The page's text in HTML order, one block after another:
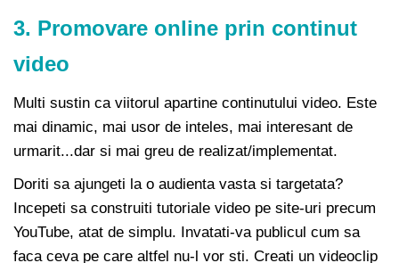
3. Promovare online prin continut
video
Multi sustin ca viitorul apartine continutului video. Este
mai dinamic, mai usor de inteles, mai interesant de
urmarit...dar si mai greu de realizat/implementat.
Doriti sa ajungeti la o audienta vasta si targetata?
Incepeti sa construiti tutoriale video pe site-uri precum
YouTube, atat de simplu. Invatati-va publicul cum sa
faca ceva pe care altfel nu-l vor sti. Creati un videoclip